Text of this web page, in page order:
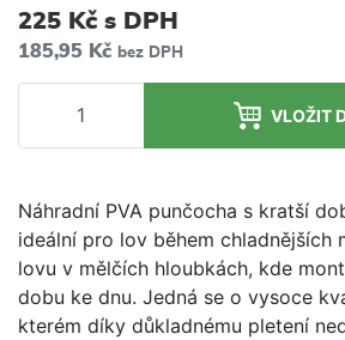
225 Kč s DPH
185,95 Kč bez DPH
VLOŽIT
Náhradní PVA punčocha s kratší
ideální pro lov během chladnějších
lovu v mělčích hloubkách, kde
dobu ke dnu. Jedná se o vysoce
kterém díky důkladnému pletení